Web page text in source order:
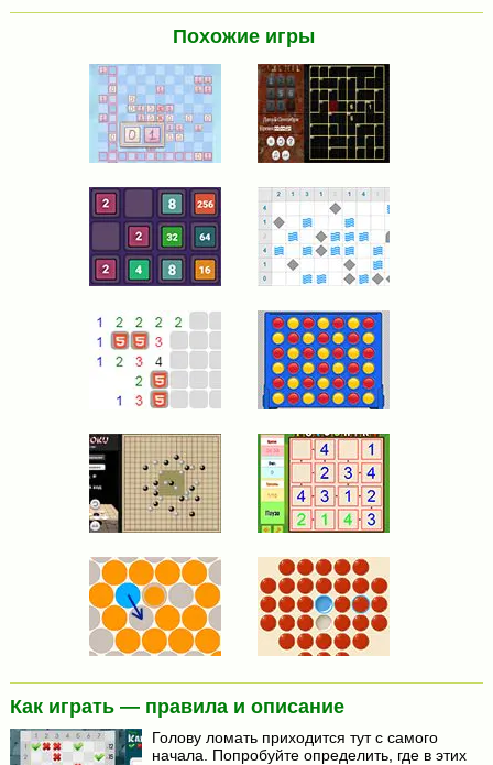
Похожие игры
Как играть — правила и описание
Голову ломать приходится тут с самого
начала. Попробуйте определить, где в этих